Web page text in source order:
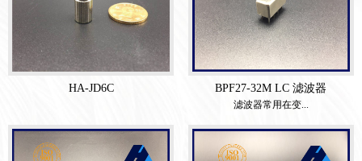
HA-JD6C BPF27-32M LC 滤波器
滤波器常用在变...